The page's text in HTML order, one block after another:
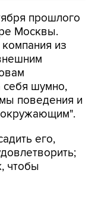
прошлого
Москвы.
из
себя шумно,
поведения и
окружающим".
его,
чтобы